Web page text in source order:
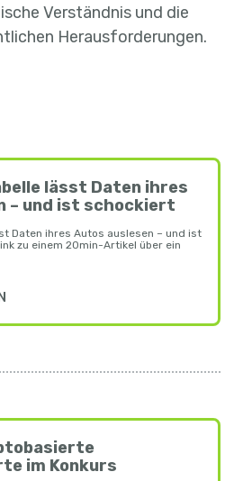
Verständnis und die
Herausforderungen.
lässt Daten ihres
– und ist schockiert
Daten ihres Autos auslesen – und ist
zu einem 20min-Artikel über ein
im Konkurs